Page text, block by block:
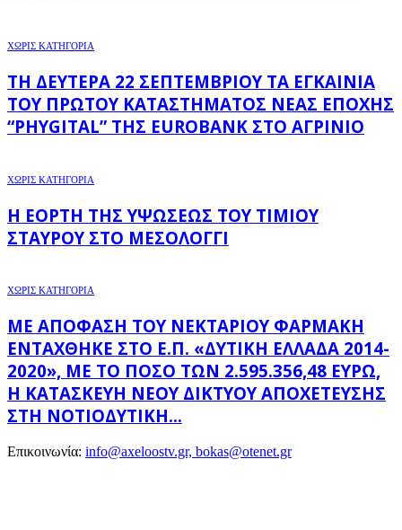
ΧΩΡΊΣ ΚΑΤΗΓΟΡΊΑ
ΤΗ ΔΕΥΤΈΡΑ 22 ΣΕΠΤΕΜΒΡΊΟΥ ΤΑ ΕΓΚΑΊΝΙΑ
ΤΟΥ ΠΡΏΤΟΥ ΚΑΤΑΣΤΉΜΑΤΟΣ ΝΈΑΣ ΕΠΟΧΉΣ
“PHYGITAL” ΤΗΣ EUROBANK ΣΤΟ ΑΓΡΊΝΙΟ
ΧΩΡΊΣ ΚΑΤΗΓΟΡΊΑ
Η ΕΟΡΤΉ ΤΗΣ ΥΨΏΣΕΩΣ ΤΟΥ ΤΙΜΊΟΥ
ΣΤΑΥΡΟΎ ΣΤΟ ΜΕΣΟΛΌΓΓΙ
ΧΩΡΊΣ ΚΑΤΗΓΟΡΊΑ
ΜΕ ΑΠΌΦΑΣΗ ΤΟΥ ΝΕΚΤΆΡΙΟΥ ΦΑΡΜΆΚΗ
ΕΝΤΆΧΘΗΚΕ ΣΤΟ Ε.Π. «ΔΥΤΙΚΉ ΕΛΛΆΔΑ 2014-
2020», ΜΕ ΤΟ ΠΟΣΌ ΤΩΝ 2.595.356,48 ΕΥΡΏ,
Η ΚΑΤΑΣΚΕΥΉ ΝΈΟΥ ΔΙΚΤΎΟΥ ΑΠΟΧΈΤΕΥΣΗΣ
ΣΤΗ ΝΟΤΙΟΔΥΤΙΚΉ...
Επικοινωνία: info@axeloostv.gr, bokas@otenet.gr